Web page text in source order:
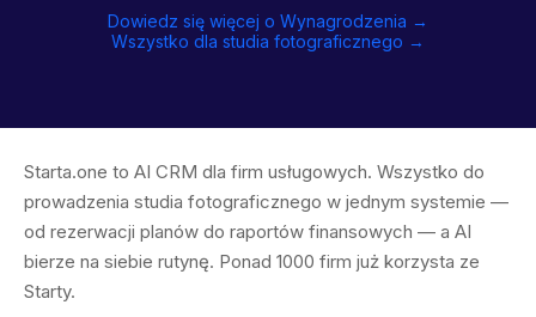
Dowiedz się więcej o Wynagrodzenia →
Wszystko dla studia fotograficznego →
Starta.one to AI CRM dla firm usługowych. Wszystko do
prowadzenia studia fotograficznego w jednym systemie —
od rezerwacji planów do raportów finansowych — a AI
bierze na siebie rutynę. Ponad 1000 firm już korzysta ze
Starty.